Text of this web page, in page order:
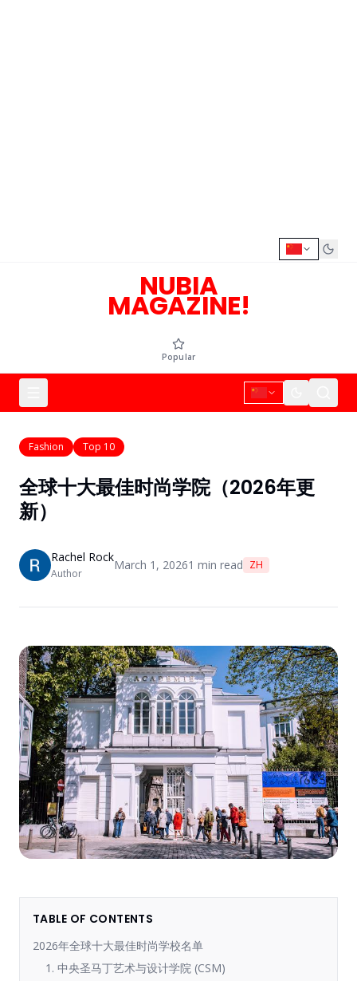
NUBIA
MAGAZINE!
Popular
Fashion Top 10
全球十大最佳时尚学院（2026年更
新）
Rachel Rock
Author
March 1, 20261 min read ZH
TABLE OF CONTENTS
2026年全球十大最佳时尚学校名单
1. 中央圣马丁艺术与设计学院 (CSM)